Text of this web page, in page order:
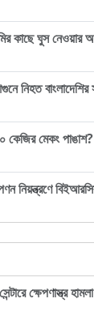
কাছে ঘুস
নিহত
কেজির মেকং পাঙাশ?
নিয়ন্ত্রণে
ক্ষেপণাস্ত্র